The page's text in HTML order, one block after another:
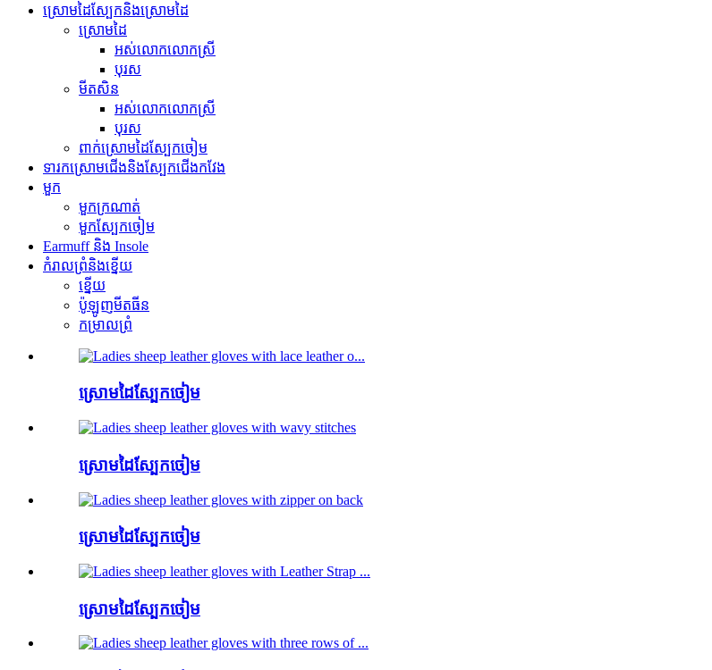
ស្រោមដៃស្បែកនិងស្រោមដៃ
ស្រោមដៃ
អស់លោកលោកស្រី
បុរស
មីតសិន
អស់លោកលោកស្រី
បុរស
ពាក់ស្រោមដៃស្បែកចៀម
ទារកស្រោមជើងនិងស្បែកជើងកវែង
មួក
មួកក្រណាត់
មួកស្បែកចៀម
Earmuff និង Insole
កំរាលព្រំនិងខ្នើយ
ខ្នើយ
ប៉ូឡូញមីតធីន
កម្រាលព្រំ
ស្រោមដៃស្បែកចៀម
ស្រោមដៃស្បែកចៀម
ស្រោមដៃស្បែកចៀម
ស្រោមដៃស្បែកចៀម